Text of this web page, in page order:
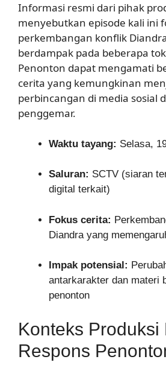
Informasi resmi dari pihak
menyebutkan episode kali ini
perkembangan konflik
berdampak pada beberapa
Penonton dapat mengamati
cerita yang kemungkinan
perbincangan di media sosial
penggemar.
Waktu tayang: Selasa,
Saluran: SCTV (siaran
digital terkait)
Fokus cerita:
Diandra yang
Impak potensial:
antarkarakter dan materi
penonton
Konteks Produksi
Respons